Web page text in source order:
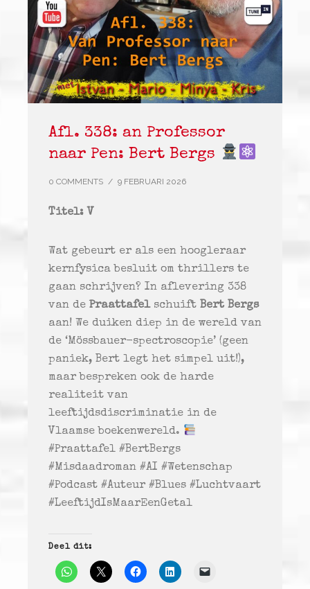
Afl. 338: an Professor
naar Pen: Bert Bergs
0 COMMENTS / 9 FEBRUARI 2026
Titel: V
Wat gebeurt er als een hoogleraar
kernfysica besluit om thrillers te
gaan schrijven? In aflevering 338
van de Praattafelschuift Bert Bergs
aan! We duiken diep in de wereld van
de ‘Mössbauer-spectroscopie’ (geen
paniek, Bert legt het simpel uit!),
maar bespreken ook de harde
realiteit van
leeftijdsdiscriminatie in de
Vlaamse boekenwereld.
#Praattafel #BertBergs
#Misdaadroman #AI #Wetenschap
#Podcast #Auteur #Blues #Luchtvaart
#LeeftijdIsMaarEenGetal
Deel dit: